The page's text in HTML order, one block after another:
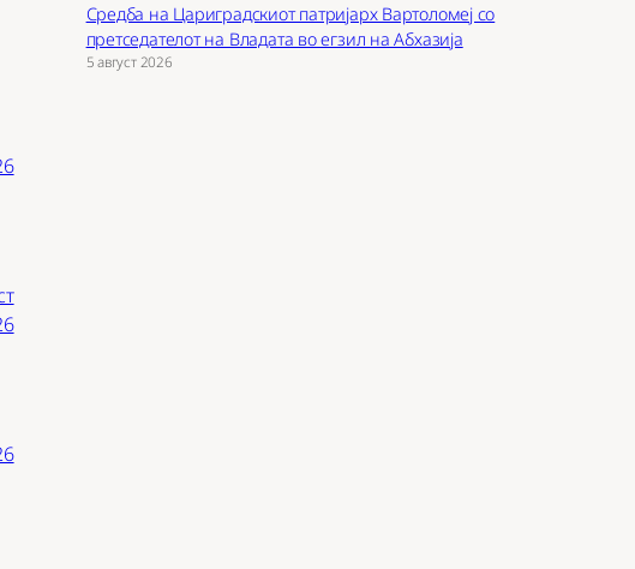
Средба на Цариградскиот патријарх Вартоломеј со
претседателот на Владата во егзил на Абхазија
5 август 2026